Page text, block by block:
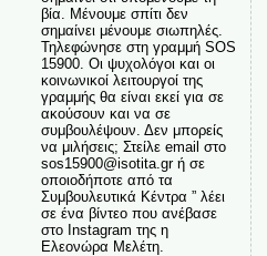
βία. Μένουμε σπίτι δεν
σημαίνει μένουμε σιωπηλές.
Τηλεφώνησε στη γραμμή SOS
15900. Οι ψυχολόγοι και οι
κοινωνικοί λειτουργοί της
γραμμής θα είναι εκεί για σε
ακούσουν και να σε
συμβουλέψουν. Δεν μπορείς
να μιλήσεις; Στείλε email στο
sos15900@isotita.gr ή σε
οποιοδήποτε από τα
Συμβουλευτικά Κέντρα ” λέει
σε ένα βίντεο που ανέβασε
στο Instagram της η
Ελεονώρα Μελέτη.